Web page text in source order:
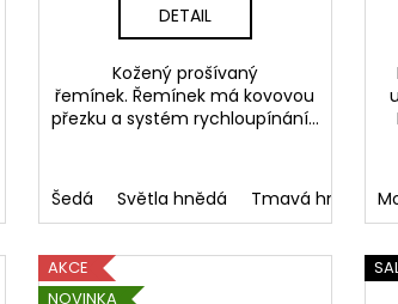
DETAIL
Kožený prošívaný
řemínek. Řemínek má kovovou
přezku a systém rychloupínání...
Šedá Světla hnědá Tmavá hnědá
AKCE
NOVINKA